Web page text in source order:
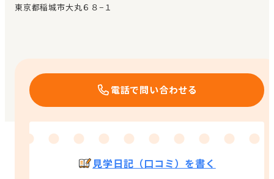
エンクルの特徴と活用方法
東京都稲城市大丸６８−１
電話で問い合わせる
見学日記（口コミ）を書く